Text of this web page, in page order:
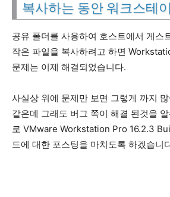
복사하는 동안 워크스테
공유 폴더를 사용하여 호스트에서 게스
작은 파일을 복사하려고 하면
문제는 이제 해결되었습니다.
사실상 위에 문제만 보면 그렇게 까지
같은데 그래도 버그 쪽이 해결 된것을
로 VMware Workstation Pro 16.2.3
드에 대한 포스팅을 마치도록 하겠습니